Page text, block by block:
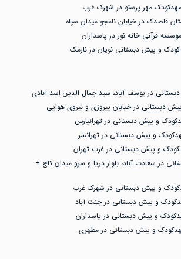
مهدکودک مهر پرستو در شهرک غرب
قاصدک در خیابان نامجو میدان سپاه
موسسه قرآنی خانه نور در پاسداران
و پیش دبستانی نویان در نارمک
در یوسف آباد، سید جمال الدین اسد آبادی
دبستانی در خیابان پیروزی و نیروی هوایی
و پیش دبستانی در تهرانپارس
و پیش دبستانی در تهرانسر
و پیش دبستانی در غرب تهران
در سعادت آباد، بلوار دریا و سرو میدان کاج +
و پیش دبستانی در شهرک غرب
و پیش دبستانی در جنت آباد
و پیش دبستانی در پاسداران
و پیش دبستانی در مطهری